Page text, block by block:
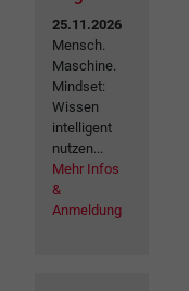
25.11.2026
Mensch.
Maschine.
Mindset:
Wissen
intelligent
nutzen...
Mehr Infos
&
Anmeldung